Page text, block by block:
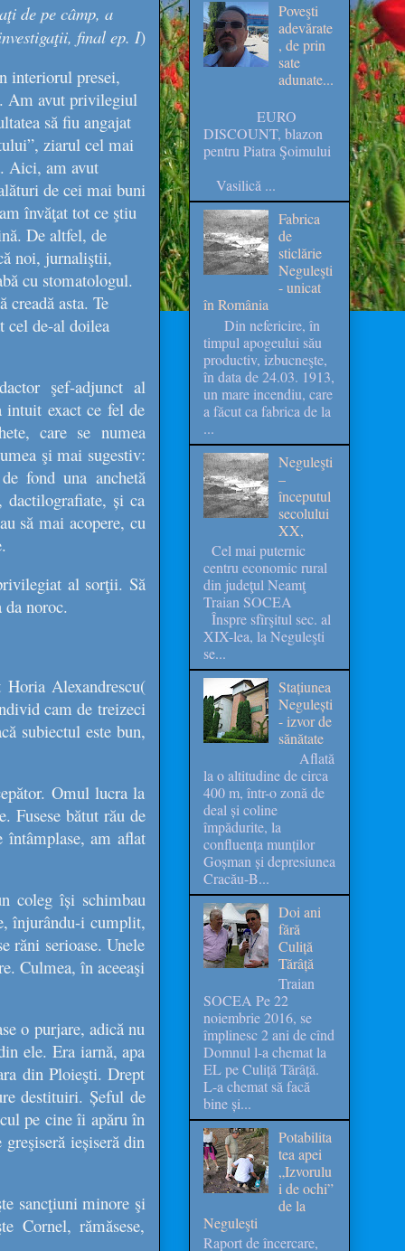
de pe câmp, a
final ep. I)
interiorul presei,
Am avut privilegiul
să fiu angajat
, ziarul cel mai
Aici, am avut
de cei mai buni
învăţat tot ce ştiu
De altfel, de
noi, jurnaliştii,
cu stomatologul.
creadă asta. Te
cel de-al doilea
şef-adjunct al
intuit exact ce fel de
care se numea
şi mai sugestiv:
fond una anchetă
dactilografiate, și ca
să mai acopere, cu
al sorţii. Să
noroc.
Horia Alexandrescu(
cam de treizeci
subiectul este bun,
Omul lucra la
Fusese bătut rău de
întâmplase, am aflat
coleg își schimbau
înjurându-i cumplit,
răni serioase. Unele
Culmea, în aceeaşi
o purjare, adică nu
ele. Era iarnă, apa
din Ploieşti. Drept
destituiri. Șeful de
pe cine îi apăru în
ieșiseră din
sancţiuni minore şi
Cornel, rămăsese,
Poveşti
adevărate
, de prin
sate
adunate...
EURO
DISCOUNT, blazon
pentru Piatra Şoimului
Vasilică ...
Fabrica
de
sticlărie
Neguleşti
- unicat
în România
Din nefericire, în
timpul apogeului său
productiv, izbucneşte,
în data de 24.03. 1913,
un mare incendiu, care
a făcut ca fabrica de la
...
Neguleşti
–
începutul
secolului
XX,
Cel mai puternic
centru economic rural
din judeţul Neamţ
Traian SOCEA
Înspre sfîrşitul sec. al
XIX-lea, la Neguleşti
se...
Stațiunea
Negulești
- izvor de
sănătate
Aflată
la o altitudine de circa
400 m, într-o zonă de
deal și coline
împădurite, la
confluența munților
Goșman și depresiunea
Cracău-B...
Doi ani
fără
Culiță
Tărâță
Traian
SOCEA Pe 22
noiembrie 2016, se
împlinesc 2 ani de cînd
Domnul l-a chemat la
EL pe Culiță Tărâță.
L-a chemat să facă
bine și...
Potabilita
tea apei
„Izvorulu
i de ochi”
de la
Neguleşti
Raport de încercare,